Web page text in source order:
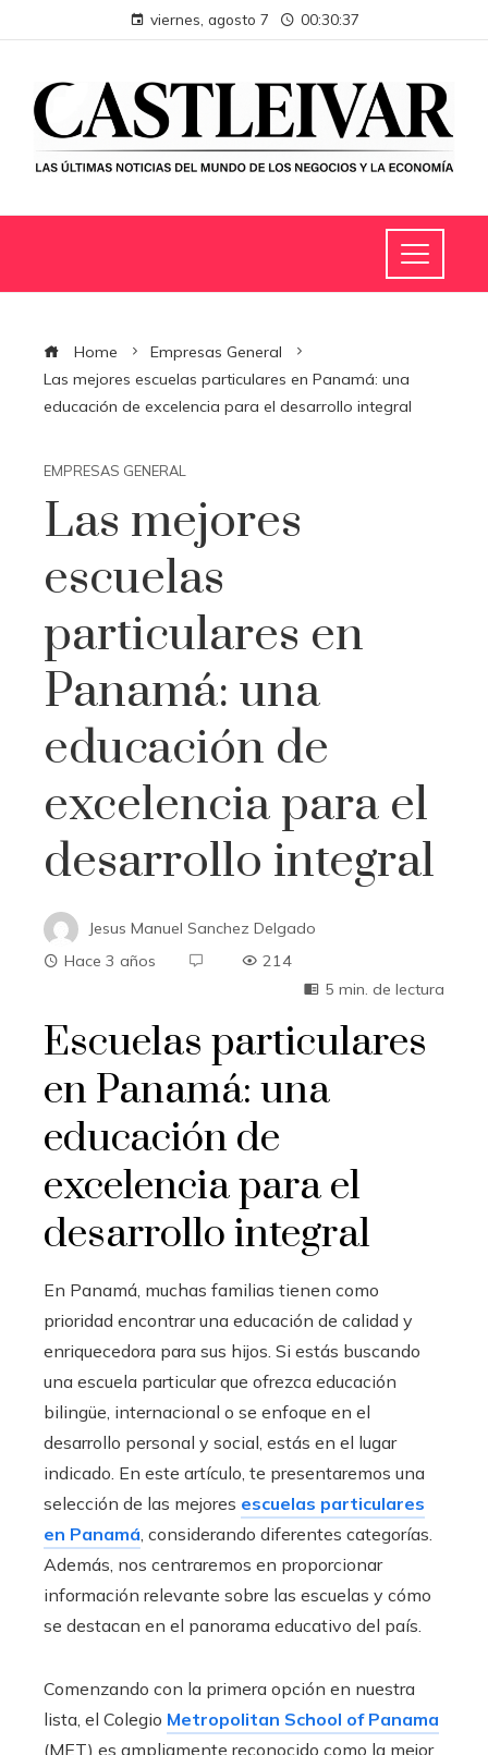
viernes, agosto 7 00:30:38
Home
Empresas General
Las mejores escuelas particulares en Panamá: una
educación de excelencia para el desarrollo integral
EMPRESAS GENERAL
Las mejores
escuelas
particulares en
Panamá: una
educación de
excelencia para el
desarrollo integral
Jesus Manuel Sanchez Delgado
Hace 3 años
214
5 min. de lectura
Escuelas particulares
en Panamá: una
educación de
excelencia para el
desarrollo integral
En Panamá, muchas familias tienen como
prioridad encontrar una educación de calidad y
enriquecedora para sus hijos. Si estás buscando
una escuela particular que ofrezca educación
bilingüe, internacional o se enfoque en el
desarrollo personal y social, estás en el lugar
indicado. En este artículo, te presentaremos una
selección de las mejores escuelas particulares
en Panamá, considerando diferentes categorías.
Además, nos centraremos en proporcionar
información relevante sobre las escuelas y cómo
se destacan en el panorama educativo del país.
Comenzando con la primera opción en nuestra
lista, el Colegio Metropolitan School of Panama
(MET) es ampliamente reconocido como la mejor